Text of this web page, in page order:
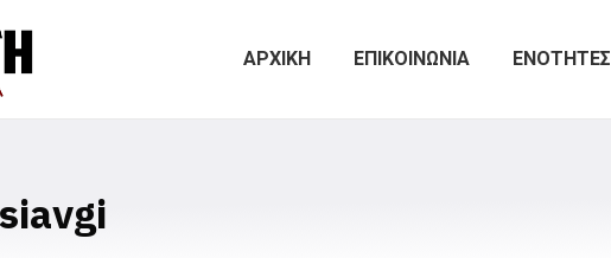
ΑΡΧΙΚΗ ΕΠΙΚΟΙΝΩΝΙΑ ΕΝΟΤΗΤΕΣ